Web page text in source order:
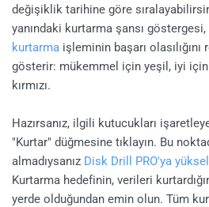
değişiklik tarihine göre
yanındaki kurtarma şansı göstergesi,
kurtarma işleminin başarı
gösterir: mükemmel için yeşil, iyi için
kırmızı.
Hazırsanız, ilgili kutucukları
"Kurtar" düğmesine tıklayın. Bu
almadıysanız Disk Drill PRO'ya
Kurtarma hedefinin, verileri
yerde olduğundan emin olun. Tüm